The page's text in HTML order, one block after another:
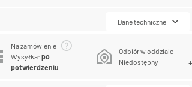
Dane techniczne
Na zamówienie
Wysyłka:po
potwierdzeniu
Odbiór w oddziale
Niedostępny